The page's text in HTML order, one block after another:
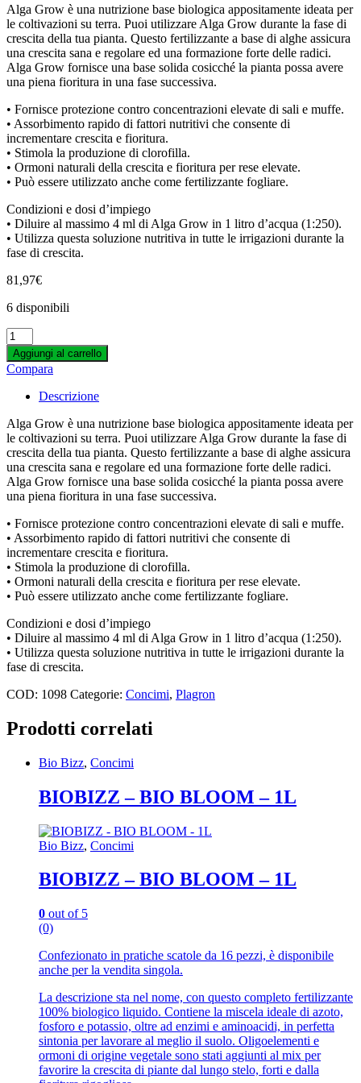
Tempo Box
Terpethic
TexPot
TH Seeds
THCbd
The Cali Connection
Tom’s Tumbler
Top Crop
Trikoma Seeds
Trimbag
Triminator
Trimpro
Twister
Vaporite
Vents
Vision Seeds
Alga Grow è una nutrizione base biologica appositamente ideata per
le coltivazioni su terra. Puoi utilizzare Alga Grow durante la fase di
crescita della tua pianta. Questo fertilizzante a base di alghe assicura
una crescita sana e regolare ed una formazione forte delle radici.
Alga Grow fornisce una base solida cosicché la pianta possa avere
una piena fioritura in una fase successiva.
• Fornisce protezione contro concentrazioni elevate di sali e muffe.
• Assorbimento rapido di fattori nutritivi che consente di
incrementare crescita e fioritura.
• Stimola la produzione di clorofilla.
• Ormoni naturali della crescita e fioritura per rese elevate.
• Può essere utilizzato anche come fertilizzante fogliare.
Condizioni e dosi d’impiego
• Diluire al massimo 4 ml di Alga Grow in 1 litro d’acqua (1:250).
• Utilizza questa soluzione nutritiva in tutte le irrigazioni durante la
fase di crescita.
81,97€
6 disponibili
PLAGRON
-
ALGA
GROW
quantity
Aggiungi al carrello
Compara
Descrizione
Alga Grow è una nutrizione base biologica appositamente ideata per
le coltivazioni su terra. Puoi utilizzare Alga Grow durante la fase di
crescita della tua pianta. Questo fertilizzante a base di alghe assicura
una crescita sana e regolare ed una formazione forte delle radici.
Alga Grow fornisce una base solida cosicché la pianta possa avere
una piena fioritura in una fase successiva.
• Fornisce protezione contro concentrazioni elevate di sali e muffe.
• Assorbimento rapido di fattori nutritivi che consente di
incrementare crescita e fioritura.
• Stimola la produzione di clorofilla.
• Ormoni naturali della crescita e fioritura per rese elevate.
• Può essere utilizzato anche come fertilizzante fogliare.
Condizioni e dosi d’impiego
• Diluire al massimo 4 ml di Alga Grow in 1 litro d’acqua (1:250).
• Utilizza questa soluzione nutritiva in tutte le irrigazioni durante la
fase di crescita.
COD: 1098 Categorie: Concimi, Plagron
Prodotti correlati
Bio Bizz, Concimi
BIOBIZZ – BIO BLOOM – 1L
Bio Bizz, Concimi
BIOBIZZ – BIO BLOOM – 1L
0 out of 5
(0)
Confezionato in pratiche scatole da 16 pezzi, è disponibile
anche per la vendita singola.
La descrizione sta nel nome, con questo completo fertilizzante
100% biologico liquido. Contiene la miscela ideale di azoto,
fosforo e potassio, oltre ad enzimi e aminoacidi, in perfetta
sintonia per lavorare al meglio il suolo. Oligoelementi e
ormoni di origine vegetale sono stati aggiunti al mix per
favorire la crescita di piante dal lungo stelo, forti e dalla